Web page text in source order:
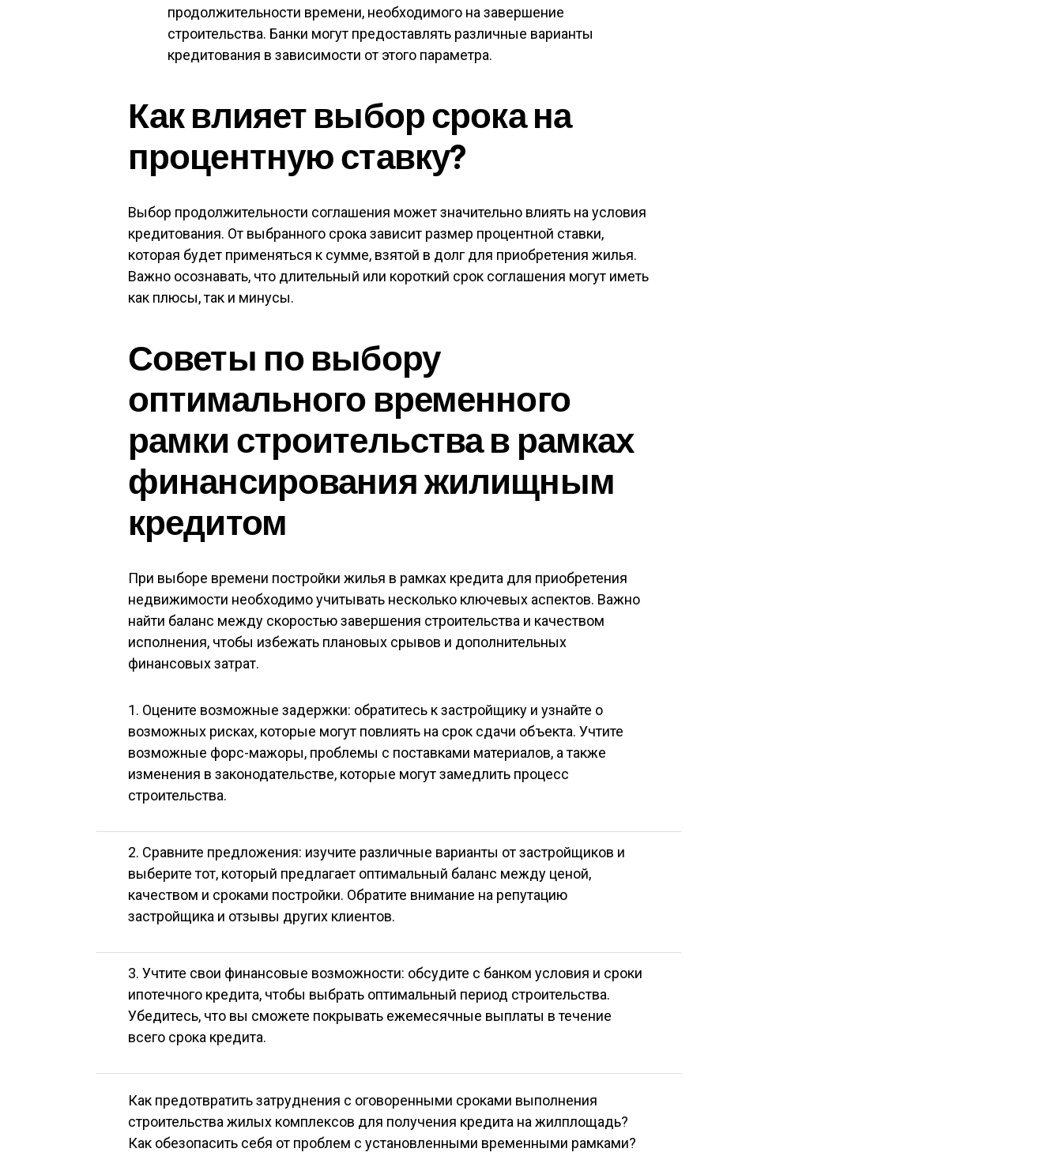
продолжительности времени, необходимого на завершение
строительства. Банки могут предоставлять различные варианты
кредитования в зависимости от этого параметра.
Как влияет выбор срока на
процентную ставку?
Выбор продолжительности соглашения может значительно влиять на условия
кредитования. От выбранного срока зависит размер процентной ставки,
которая будет применяться к сумме, взятой в долг для приобретения жилья.
Важно осознавать, что длительный или короткий срок соглашения могут иметь
как плюсы, так и минусы.
Советы по выбору
оптимального временного
рамки строительства в рамках
финансирования жилищным
кредитом
При выборе времени постройки жилья в рамках кредита для приобретения
недвижимости необходимо учитывать несколько ключевых аспектов. Важно
найти баланс между скоростью завершения строительства и качеством
исполнения, чтобы избежать плановых срывов и дополнительных
финансовых затрат.
1. Оцените возможные задержки: обратитесь к застройщику и узнайте о
возможных рисках, которые могут повлиять на срок сдачи объекта. Учтите
возможные форс-мажоры, проблемы с поставками материалов, а также
изменения в законодательстве, которые могут замедлить процесс
строительства.
2. Сравните предложения: изучите различные варианты от застройщиков и
выберите тот, который предлагает оптимальный баланс между ценой,
качеством и сроками постройки. Обратите внимание на репутацию
застройщика и отзывы других клиентов.
3. Учтите свои финансовые возможности: обсудите с банком условия и сроки
ипотечного кредита, чтобы выбрать оптимальный период строительства.
Убедитесь, что вы сможете покрывать ежемесячные выплаты в течение
всего срока кредита.
Как предотвратить затруднения с оговоренными сроками выполнения
строительства жилых комплексов для получения кредита на жилплощадь?
Как обезопасить себя от проблем с установленными временными рамками?